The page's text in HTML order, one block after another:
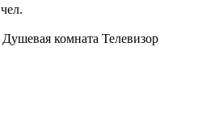
чел.
Душевая комната Телевизор